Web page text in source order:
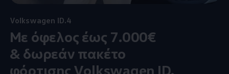
Volkswagen ID.4
Mε όφελος έως 7.000€
& δωρεάν πακέτο
φόρτισης Volkswagen ID.